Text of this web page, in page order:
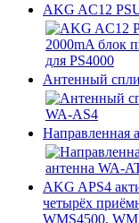
AKG AC12
Антенный
Направленная
AKG APS4
четырёх
WMS4500,